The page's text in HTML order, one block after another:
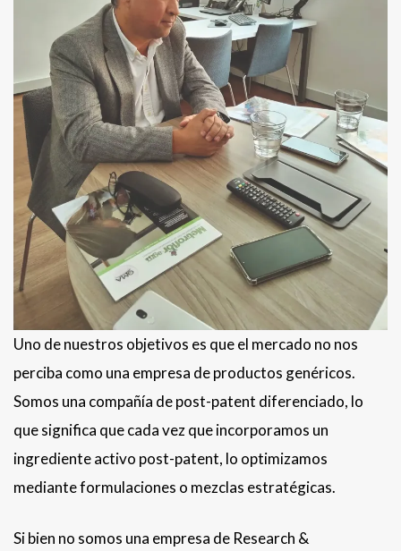
Uno de nuestros objetivos es que el mercado no nos
perciba como una empresa de productos genéricos.
Somos una compañía de post-patent diferenciado, lo
que significa que cada vez que incorporamos un
ingrediente activo post-patent, lo optimizamos
mediante formulaciones o mezclas estratégicas.
Si bien no somos una empresa de Research &